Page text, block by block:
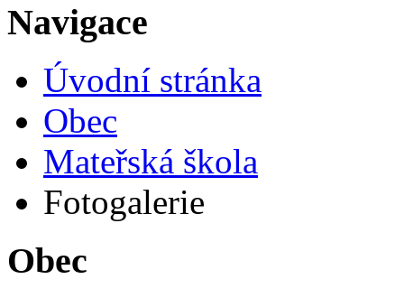
Navigace
Úvodní stránka
Obec
Mateřská škola
Fotogalerie
Obec